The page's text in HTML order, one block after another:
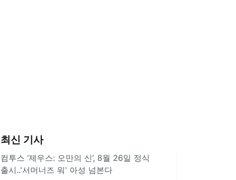
최신 기사
컴투스 ‘제우스: 오만의 신’, 8월 26일 정식
출시..'서머너즈 워' 아성 넘본다